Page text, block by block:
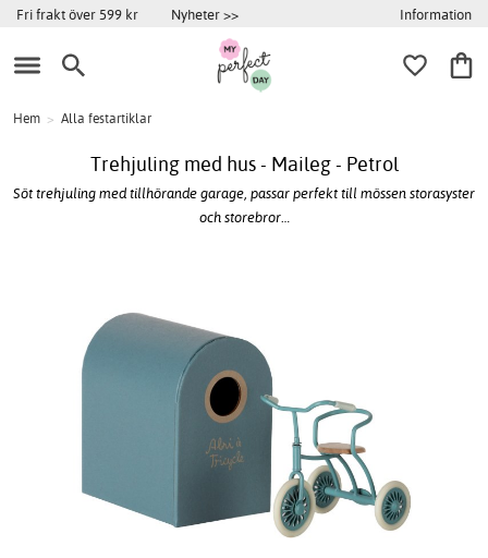
Fri frakt över 599 kr Nyheter >> Information
Hem > Alla festartiklar
Trehjuling med hus - Maileg - Petrol
Söt trehjuling med tillhörande garage, passar perfekt till mössen storasyster
och storebror…